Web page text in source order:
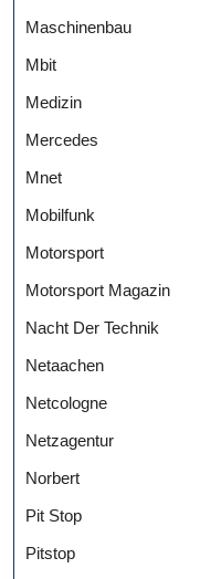
Maschinenbau
Mbit
Medizin
Mercedes
Mnet
Mobilfunk
Motorsport
Motorsport Magazin
Nacht Der Technik
Netaachen
Netcologne
Netzagentur
Norbert
Pit Stop
Pitstop